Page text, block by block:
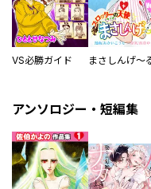
VS必勝ガイド まさしんげ～
アンソロジー・短編集